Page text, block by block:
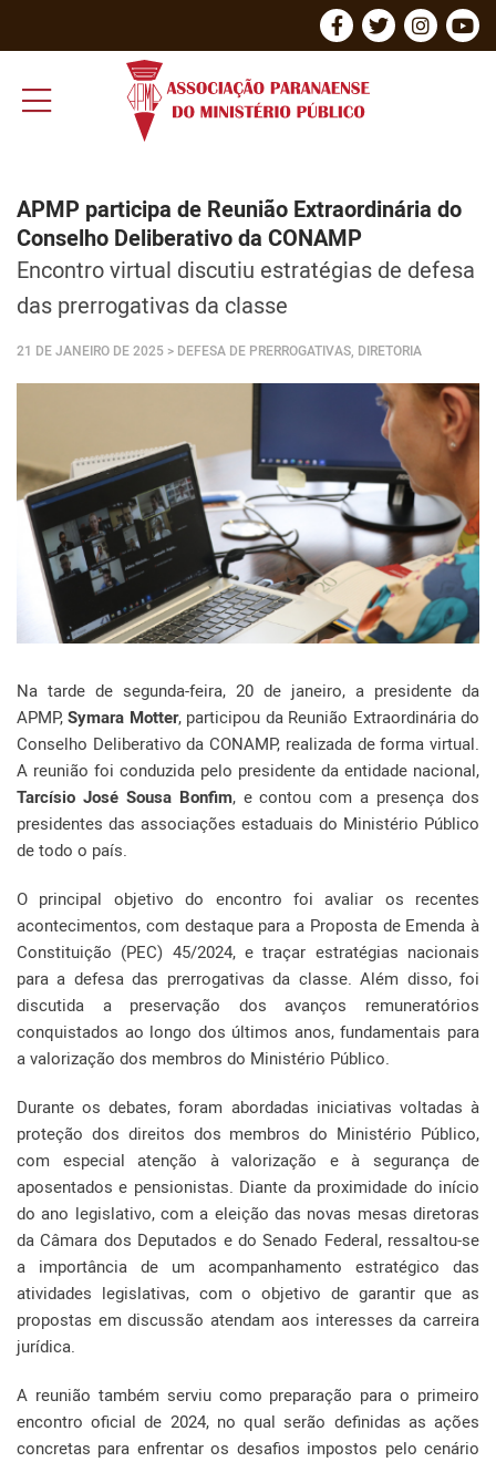
APMP participa de Reunião Extraordinária do
Conselho Deliberativo da CONAMP
Encontro virtual discutiu estratégias de defesa
das prerrogativas da classe
21 DE JANEIRO DE 2025 > DEFESA DE PRERROGATIVAS, DIRETORIA
Na tarde de segunda-feira, 20 de janeiro, a presidente da
APMP,Symara Motter, participou da Reunião Extraordinária do
Conselho Deliberativo da CONAMP, realizada de forma virtual.
A reunião foi conduzida pelo presidente da entidade nacional,
Tarcísio José Sousa Bonfim, e contou com a presença dos
presidentes das associações estaduais do Ministério Público
de todo o país.
O principal objetivo do encontro foi avaliar os recentes
acontecimentos, com destaque para a Proposta de Emenda à
Constituição (PEC) 45/2024, e traçar estratégias nacionais
para a defesa das prerrogativas da classe. Além disso, foi
discutida a preservação dos avanços remuneratórios
conquistados ao longo dos últimos anos, fundamentais para
a valorização dos membros do Ministério Público.
Durante os debates, foram abordadas iniciativas voltadas à
proteção dos direitos dos membros do Ministério Público,
com especial atenção à valorização e à segurança de
aposentados e pensionistas. Diante da proximidade do início
do ano legislativo, com a eleição das novas mesas diretoras
da Câmara dos Deputados e do Senado Federal, ressaltou-se
a importância de um acompanhamento estratégico das
atividades legislativas, com o objetivo de garantir que as
propostas em discussão atendam aos interesses da carreira
jurídica.
A reunião também serviu como preparação para o primeiro
encontro oficial de 2024, no qual serão definidas as ações
concretas para enfrentar os desafios impostos pelo cenário